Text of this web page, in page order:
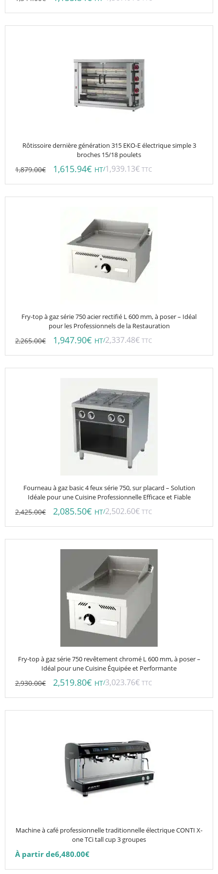
Rôtissoire dernière génération 315 EKO-E électrique simple 3
broches 15/18 poulets
1,879.00€ 1,615.94€ HT/1,939.13€ TTC
Fry-top à gaz série 750 acier rectifié L 600 mm, à poser – Idéal
pour les Professionnels de la Restauration
2,265.00€ 1,947.90€ HT/2,337.48€ TTC
Fourneau à gaz basic 4 feux série 750, sur placard – Solution
Idéale pour une Cuisine Professionnelle Efficace et Fiable
2,425.00€ 2,085.50€ HT/2,502.60€ TTC
Fry-top à gaz série 750 revêtement chromé L 600 mm, à poser –
Idéal pour une Cuisine Équipée et Performante
2,930.00€ 2,519.80€ HT/3,023.76€ TTC
Machine à café professionnelle traditionnelle électrique CONTI X-
one TCi tall cup 3 groupes
À partir de6,480.00€
choisies